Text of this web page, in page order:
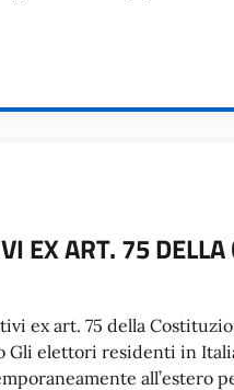
EX ART. 75
ex art. 75 della
Gli elettori residenti in
all’estero